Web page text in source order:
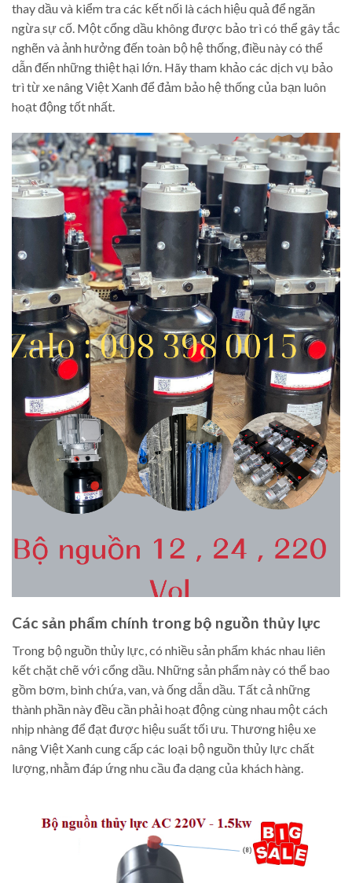
thay dầu và kiểm tra các kết nối là cách hiệu quả để ngăn
ngừa sự cố. Một cổng dầu không được bảo trì có thể gây tắc
nghẽn và ảnh hưởng đến toàn bộ hệ thống, điều này có thể
dẫn đến những thiệt hại lớn. Hãy tham khảo các dịch vụ bảo
trì từ xe nâng Việt Xanh để đảm bảo hệ thống của bạn luôn
hoạt động tốt nhất.
Các sản phẩm chính trong bộ nguồn thủy lực
Trong bộ nguồn thủy lực, có nhiều sản phẩm khác nhau liên
kết chặt chẽ với cổng dầu. Những sản phẩm này có thể bao
gồm bơm, bình chứa, van, và ống dẫn dầu. Tất cả những
thành phần này đều cần phải hoạt động cùng nhau một cách
nhịp nhàng để đạt được hiệu suất tối ưu. Thương hiệu xe
nâng Việt Xanh cung cấp các loại bộ nguồn thủy lực chất
lượng, nhằm đáp ứng nhu cầu đa dạng của khách hàng.